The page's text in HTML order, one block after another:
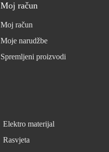
Moj račun
Moj račun
Moje narudžbe
Spremljeni proizvodi
Elektro materijal
Rasvjeta